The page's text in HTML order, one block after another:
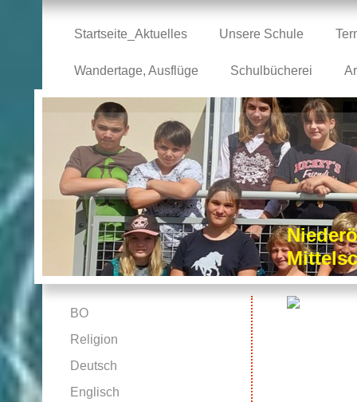
Startseite_Aktuelles Unsere Schule
Wandertage, Ausflüge Schulbücherei
BO
Religion
Deutsch
Englisch